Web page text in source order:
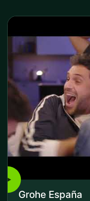
▶
Grohe España